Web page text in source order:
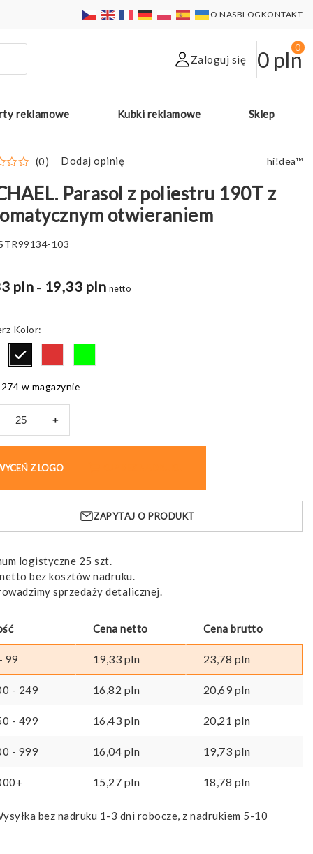
O NASBLOGKONTAKT
Zaloguj się 0 pln
0
reklamowe Kubki reklamowe Sklep
(0) Dodaj opinię hi!dea™
Parasol z poliestru 190T z
otwieraniem
103
pln – 19,33 plnZakres
netto
Kolor
w magazynie
+
Z LOGO
ZAPYTAJ O PRODUKT
logistyczne 25 szt.
bez kosztów nadruku.
sprzedaży detalicznej.
Cena netto Cena brutto
99 19,33 pln 23,78 pln
- 249 16,82 pln 20,69pln
- 499 16,43 pln 20,21 pln
- 999 16,04 pln 19,73 pln
15,27 pln 18,78 pln
bez nadruku 1-3 dni robocze, z nadrukiem 5-10